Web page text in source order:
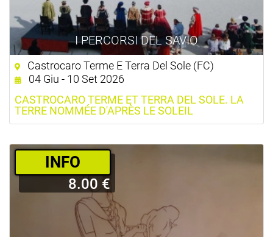
I PERCORSI DEL SAVIO
Castrocaro Terme E Terra Del Sole (FC)
04 Giu - 10 Set 2026
CASTROCARO TERME ET TERRA DEL SOLE. LA
TERRE NOMMÉE D'APRÈS LE SOLEIL
­INFO
8.00 €